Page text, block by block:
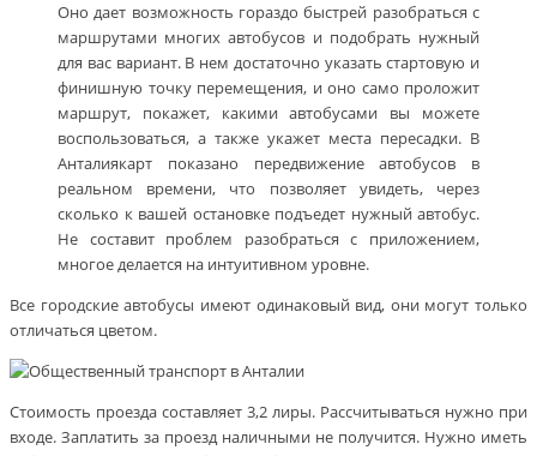
Оно дает возможность гораздо быстрей разобраться с
маршрутами многих автобусов и подобрать нужный
для вас вариант. В нем достаточно указать стартовую и
финишную точку перемещения, и оно само проложит
маршрут, покажет, какими автобусами вы можете
воспользоваться, а также укажет места пересадки. В
Анталиякарт показано передвижение автобусов в
реальном времени, что позволяет увидеть, через
сколько к вашей остановке подъедет нужный автобус.
Не составит проблем разобраться с приложением,
многое делается на интуитивном уровне.
Все городские автобусы имеют одинаковый вид, они могут только
отличаться цветом.
Стоимость проезда составляет 3,2 лиры. Рассчитываться нужно при
входе. Заплатить за проезд наличными не получится. Нужно иметь